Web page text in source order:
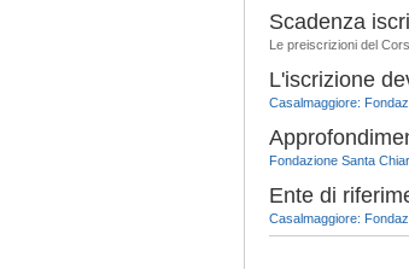
Scadenza
Le preiscrizioni del
L'iscrizione
Casalmaggiore:
Fondazione Santa
Ente di
Casalmaggiore: